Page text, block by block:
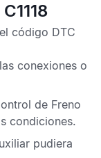
código DTC
conexiones o
de Freno
condiciones.
pudiera